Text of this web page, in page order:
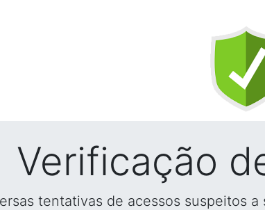
Verificação
tentativas de acessos suspeitos